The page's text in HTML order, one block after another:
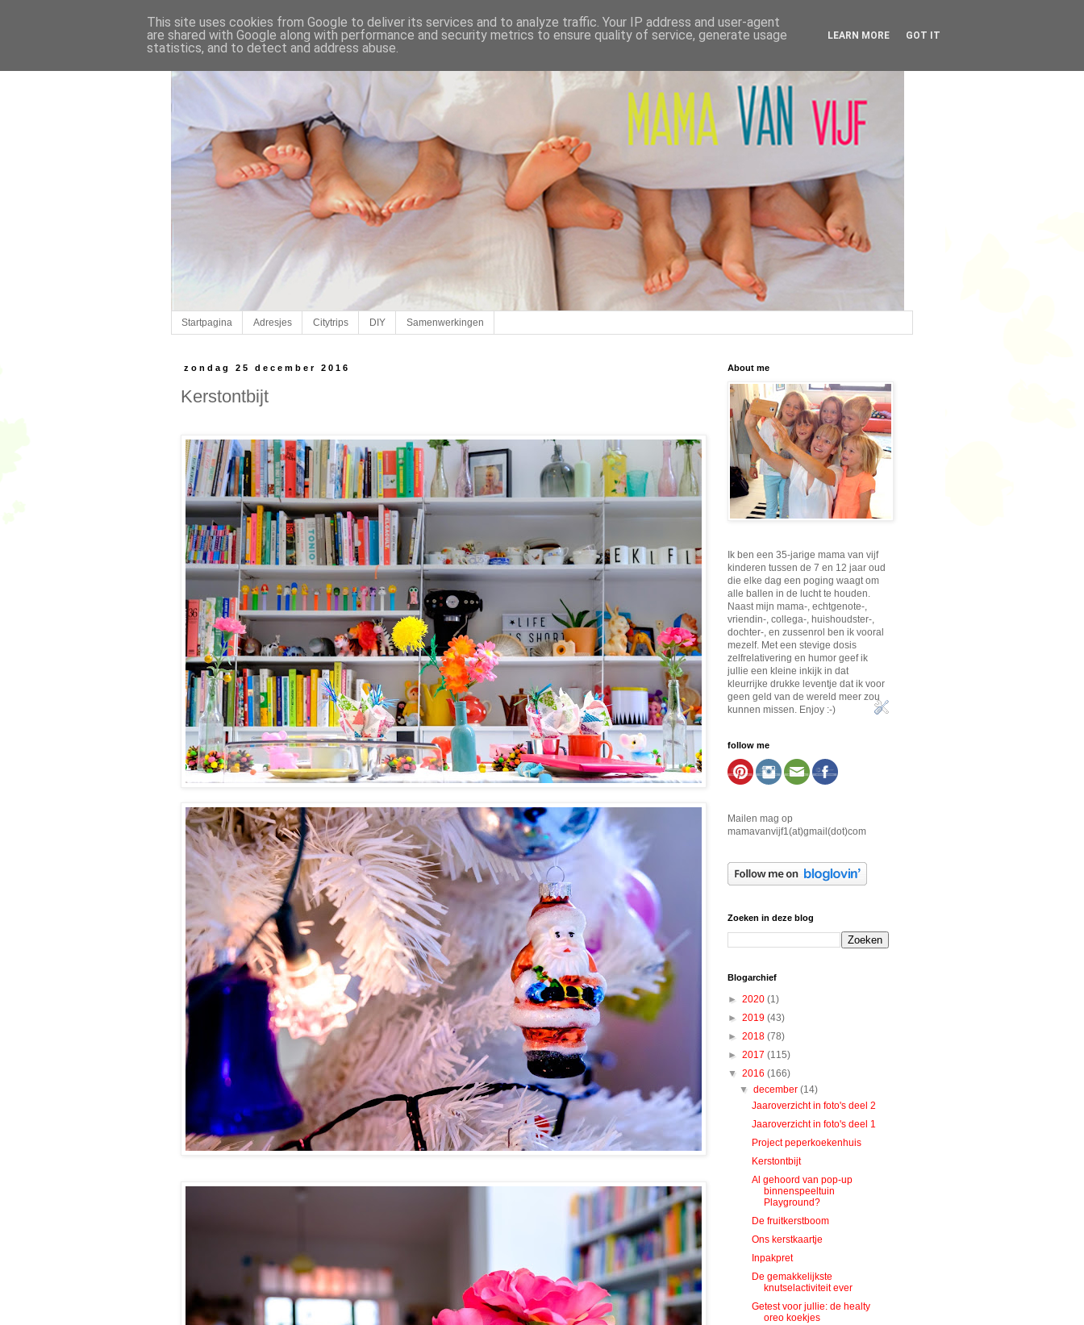
Startpagina Adresjes Citytrips DIY Samenwerkingen
zondag 25 december 2016
Kerstontbijt
About me
Ik ben een 35-jarige mama van vijf
kinderen tussen de 7 en 12 jaar oud
die elke dag een poging waagt om
alle ballen in de lucht te houden.
Naast mijn mama-, echtgenote-,
vriendin-, collega-, huishoudster-,
dochter-, en zussenrol ben ik vooral
mezelf. Met een stevige dosis
zelfrelativering en humor geef ik
jullie een kleine inkijk in dat
kleurrijke drukke leventje dat ik voor
geen geld van de wereld meer zou
kunnen missen. Enjoy :-)
follow me
Mailen mag op
mamavanvijf1(at)gmail(dot)com
Zoeken in deze blog
Blogarchief
► 2020 (1)
► 2019 (43)
► 2018 (78)
► 2017 (115)
▼ 2016 (166)
▼december(14)
Jaaroverzicht in foto's deel 2
Jaaroverzicht in foto's deel 1
Project peperkoekenhuis
Kerstontbijt
Al gehoord van pop-up
binnenspeeltuin
Playground?
De fruitkerstboom
Ons kerstkaartje
Inpakpret
De gemakkelijkste
knutselactiviteit ever
Getest voor jullie: de healty
oreo koekjes
This site uses cookies from Google to deliver its services and to analyze traffic. Your IP address and user-agent
are shared with Google along with performance and security metrics to ensure quality of service, generate usage
statistics, and to detect and address abuse.
LEARN MORE GOT IT